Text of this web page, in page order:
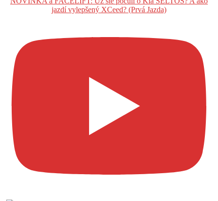
jazdí vylepšený XCeed? (Prvá Jazda)